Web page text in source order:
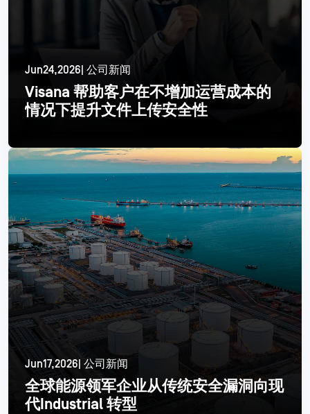
Jun24,2026| 公司新闻
Visana 帮助客户在不增加运营成本的
情况下提升文件上传安全性
更多信息
Jun17,2026| 公司新闻
全球能源领军企业从传统安全漏洞向现
代Industrial 转型